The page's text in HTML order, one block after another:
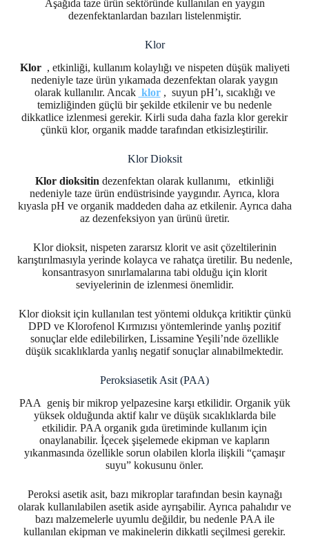
Aşağıda taze ürün sektöründe kullanılan en yaygın
dezenfektanlardan bazıları listelenmiştir.
Klor
Klor, etkinliği, kullanım kolaylığı ve nispeten düşük maliyeti
nedeniyle taze ürün yıkamada dezenfektan olarak yaygın
olarak kullanılır. Ancak klor, suyun pH’ı, sıcaklığı ve
temizliğinden güçlü bir şekilde etkilenir ve bu nedenle
dikkatlice izlenmesi gerekir. Kirli suda daha fazla klor gerekir
çünkü klor, organik madde tarafından etkisizleştirilir.
Klor Dioksit
Klor dioksitin dezenfektan olarak kullanımı, etkinliği
nedeniyle taze ürün endüstrisinde yaygındır. Ayrıca, klora
kıyasla pH ve organik maddeden daha az etkilenir. Ayrıca daha
az dezenfeksiyon yan ürünü üretir.
Klor dioksit, nispeten zararsız klorit ve asit çözeltilerinin
karıştırılmasıyla yerinde kolayca ve rahatça üretilir. Bu nedenle,
konsantrasyon sınırlamalarına tabi olduğu için klorit
seviyelerinin de izlenmesi önemlidir.
Klor dioksit için kullanılan test yöntemi oldukça kritiktir çünkü
DPD ve Klorofenol Kırmızısı yöntemlerinde yanlış pozitif
sonuçlar elde edilebilirken, Lissamine Yeşili’nde özellikle
düşük sıcaklıklarda yanlış negatif sonuçlar alınabilmektedir.
Peroksiasetik Asit (PAA)
PAA geniş bir mikrop yelpazesine karşı etkilidir. Organik yük
yüksek olduğunda aktif kalır ve düşük sıcaklıklarda bile
etkilidir. PAA organik gıda üretiminde kullanım için
onaylanabilir. İçecek şişelemede ekipman ve kapların
yıkanmasında özellikle sorun olabilen klorla ilişkili “çamaşır
suyu” kokusunu önler.
Peroksi asetik asit, bazı mikroplar tarafından besin kaynağı
olarak kullanılabilen asetik aside ayrışabilir. Ayrıca pahalıdır ve
bazı malzemelerle uyumlu değildir, bu nedenle PAA ile
kullanılan ekipman ve makinelerin dikkatli seçilmesi gerekir.